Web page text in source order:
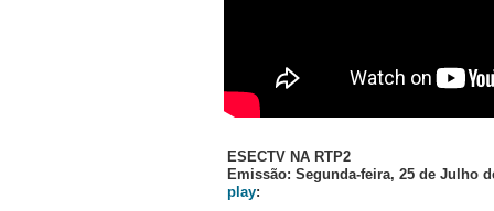
ESECTV NA RTP2
Emissão: Segunda-feira, 25 de Julho
play: